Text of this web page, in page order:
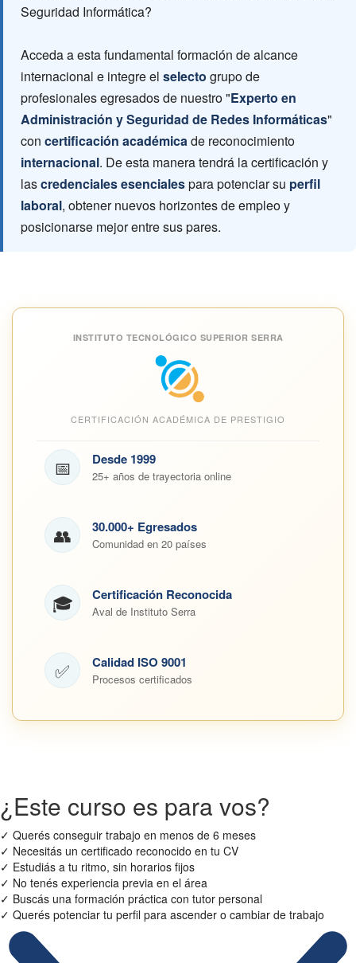
Seguridad Informática?
Acceda a esta fundamental formación de alcance
internacional e integre el selecto grupo de
profesionales egresados de nuestro "Experto en
Administración y Seguridad de Redes Informáticas"
con certificación académicade reconocimiento
internacional. De esta manera tendrá la certificación y
lascredenciales esencialespara potenciar su perfil
laboral, obtener nuevos horizontes de empleo y
posicionarse mejor entre sus pares.
INSTITUTO TECNOLÓGICO SUPERIOR SERRA
CERTIFICACIÓN ACADÉMICA DE PRESTIGIO
📅 Desde 1999
25+ años de trayectoria online
👥 30.000+ Egresados
Comunidad en 20 países
🎓 Certificación Reconocida
Aval de Instituto Serra
✅ Calidad ISO 9001
Procesos certificados
¿Este curso es para vos?
✓ Querés conseguir trabajo en menos de 6 meses
✓ Necesitás un certificado reconocido en tu CV
✓ Estudiás a tu ritmo, sin horarios fijos
✓ No tenés experiencia previa en el área
✓ Buscás una formación práctica con tutor personal
✓ Querés potenciar tu perfil para ascender o cambiar de trabajo